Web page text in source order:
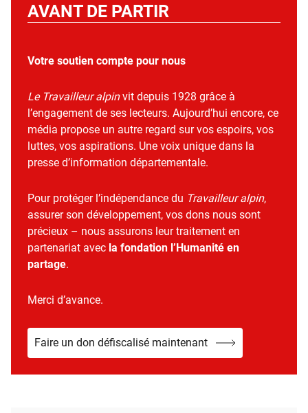
AVANT DE PARTIR
Votre soutien compte pour nous
Le Travailleur alpinvit depuis 1928 grâce à
l’engagement de ses lecteurs. Aujourd’hui encore, ce
média propose un autre regard sur vos espoirs, vos
luttes, vos aspirations. Une voix unique dans la
presse d’information départementale.
Pour protéger l’indépendance du Travailleur alpin,
assurer son développement, vos dons nous sont
précieux – nous assurons leur traitement en
partenariat avec la fondation l’Humanité en
partage.
Merci d’avance.
Faire un don défiscalisé maintenant